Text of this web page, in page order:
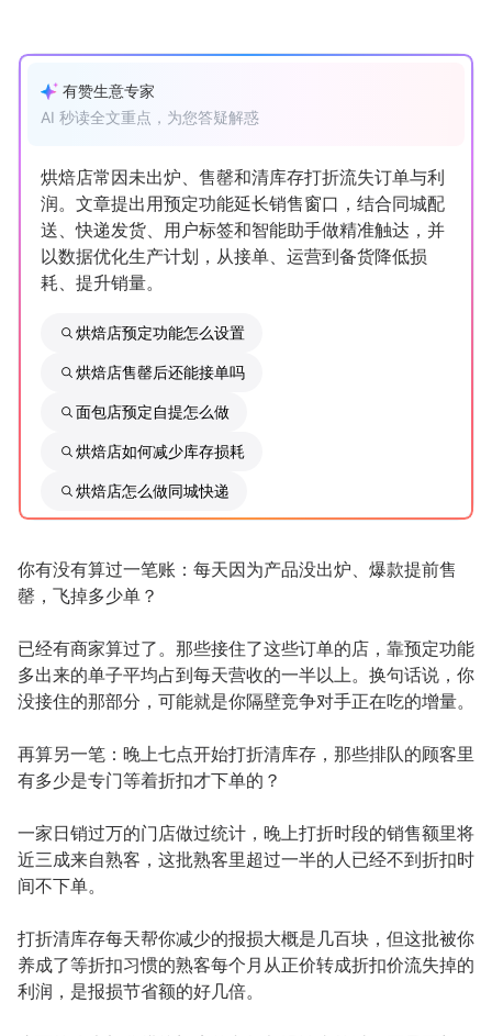
增长俱乐部
商家社区 社群交流
合作共进
入驻有赞 认证代理商
认证服务商
有赞云 数据通服务
有赞生意专家
AI 秒读全文重点，为您答疑解惑
烘焙店常因未出炉、售罄和清库存打折流失订单与利
润。文章提出用预定功能延长销售窗口，结合同城配
送、快递发货、用户标签和智能助手做精准触达，并
以数据优化生产计划，从接单、运营到备货降低损
耗、提升销量。
烘焙店预定功能怎么设置
烘焙店售罄后还能接单吗
面包店预定自提怎么做
烘焙店如何减少库存损耗
烘焙店怎么做同城快递
你有没有算过一笔账：每天因为产品没出炉、爆款提前售
罄，飞掉多少单？
已经有商家算过了。那些接住了这些订单的店，靠预定功能
多出来的单子平均占到每天营收的一半以上。换句话说，你
没接住的那部分，可能就是你隔壁竞争对手正在吃的增量。
再算另一笔：晚上七点开始打折清库存，那些排队的顾客里
有多少是专门等着折扣才下单的？
一家日销过万的门店做过统计，晚上打折时段的销售额里将
近三成来自熟客，这批熟客里超过一半的人已经不到折扣时
间不下单。
打折清库存每天帮你减少的报损大概是几百块，但这批被你
养成了等折扣习惯的熟客每个月从正价转成折扣价流失掉的
利润，是报损节省额的好几倍。